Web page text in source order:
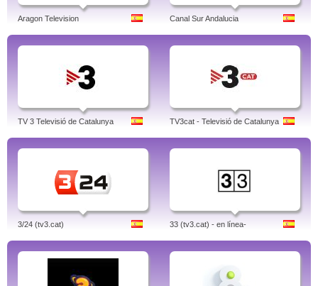
Aragon Television Canal Sur Andalucia
TV 3 Televisió de Catalunya TV3cat - Televisió de Catalunya
3/24 (tv3.cat) 33 (tv3.cat) - en línea-